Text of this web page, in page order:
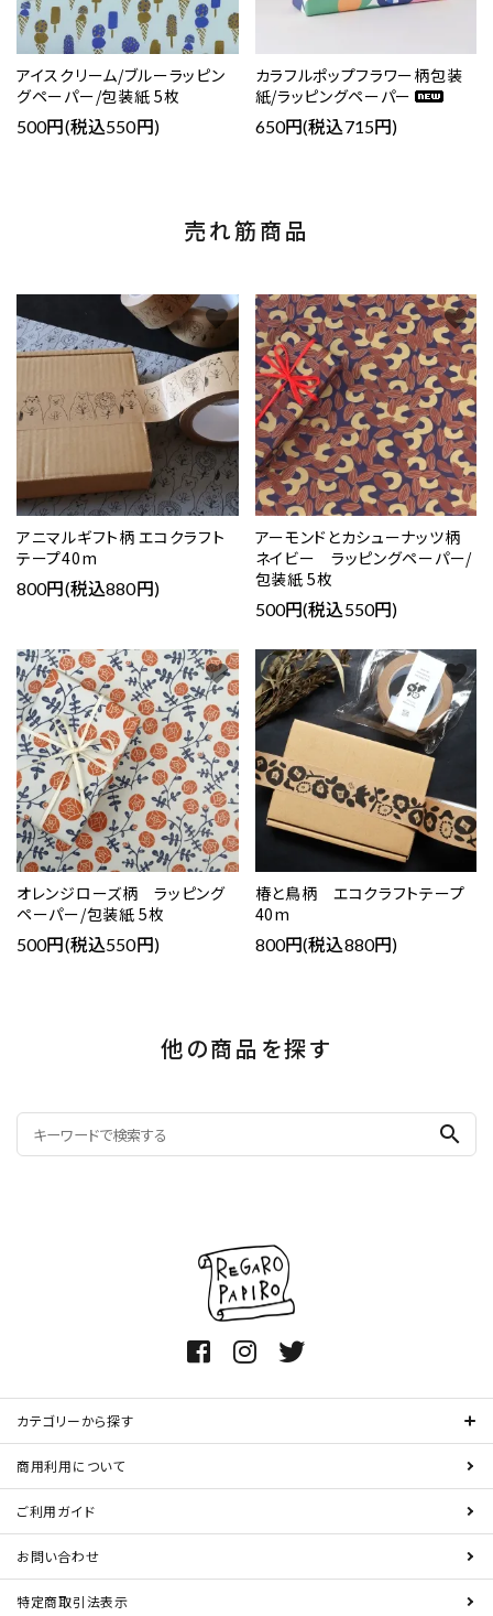
アイスクリーム/ブルーラッピン
グペーパー/包装紙 5枚
500円(税込550円)
カラフルポップフラワー柄包装
紙/ラッピングペーパー
650円(税込715円)
売れ筋商品
アニマルギフト柄 エコクラフト
テープ40m
800円(税込880円)
favorite
アーモンドとカシューナッツ柄
ネイビー ラッピングペーパー/
包装紙 5枚
500円(税込550円)
favorite
オレンジローズ柄 ラッピング
ペーパー/包装紙 5枚
500円(税込550円)
favorite
椿と鳥柄 エコクラフトテープ
40m
800円(税込880円)
favorite
他の商品を探す
search
カテゴリーから探す
商用利用について
ご利用ガイド
お問い合わせ
特定商取引法表示